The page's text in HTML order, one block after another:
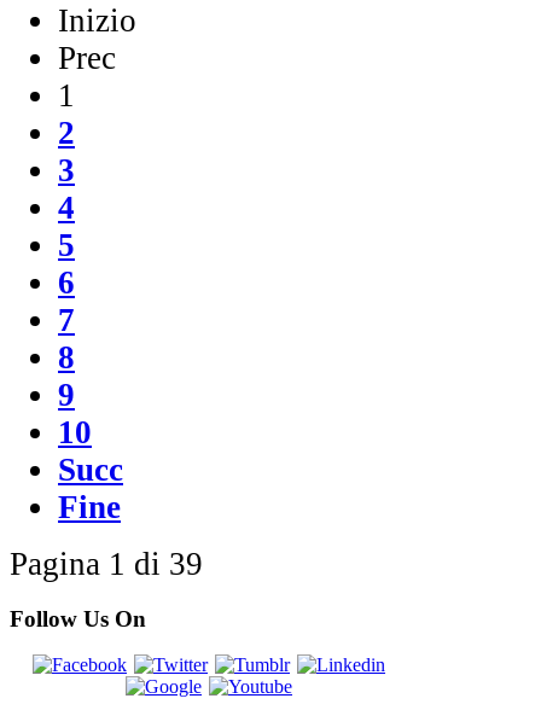
Inizio
Prec
1
2
3
4
5
6
7
8
9
10
Succ
Fine
Pagina 1 di 39
Follow Us On